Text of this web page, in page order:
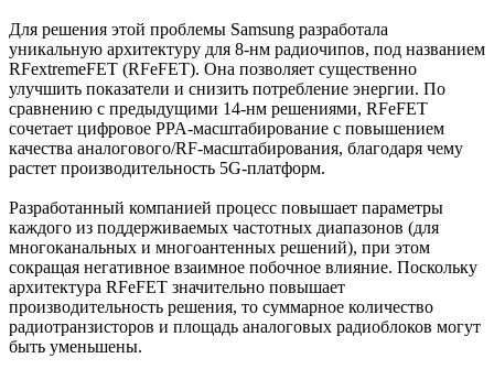
Для решения этой проблемы Samsung разработала
уникальную архитектуру для 8-нм радиочипов, под названием
RFextremeFET (RFeFET). Она позволяет существенно
улучшить показатели и снизить потребление энергии. По
сравнению с предыдущими 14-нм решениями, RFeFET
сочетает цифровое PPA-масштабирование с повышением
качества аналогового/RF-масштабирования, благодаря чему
растет производительность 5G-платформ.
Разработанный компанией процесс повышает параметры
каждого из поддерживаемых частотных диапазонов (для
многоканальных и многоантенных решений), при этом
сокращая негативное взаимное побочное влияние. Поскольку
архитектура RFeFET значительно повышает
производительность решения, то суммарное количество
радиотранзисторов и площадь аналоговых радиоблоков могут
быть уменьшены.